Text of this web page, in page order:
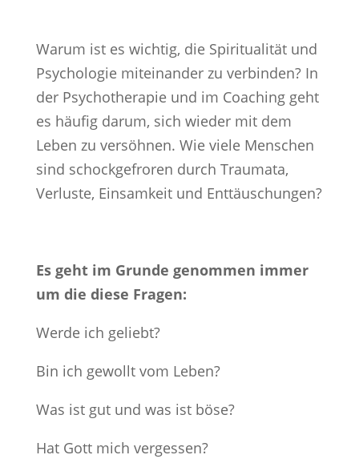
Warum ist es wichtig, die Spiritualität und
Psychologie miteinander zu verbinden? In
der Psychotherapie und im Coaching geht
es häufig darum, sich wieder mit dem
Leben zu versöhnen. Wie viele Menschen
sind schockgefroren durch Traumata,
Verluste, Einsamkeit und Enttäuschungen?
Es geht im Grunde genommen immer
um die diese Fragen:
Werde ich geliebt?
Bin ich gewollt vom Leben?
Was ist gut und was ist böse?
Hat Gott mich vergessen?